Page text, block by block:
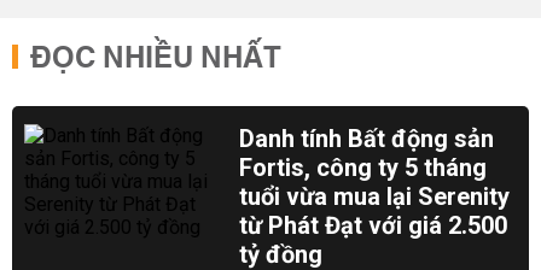
ĐỌC NHIỀU NHẤT
Danh tính Bất động sản
Fortis, công ty 5 tháng
tuổi vừa mua lại Serenity
từ Phát Đạt với giá 2.500
tỷ đồng